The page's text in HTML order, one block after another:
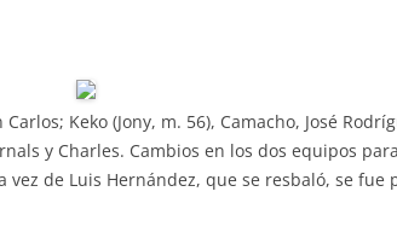
Keko (Jony, m. 56), Camacho, José
y Charles. Cambios en los dos equipos
de Luis Hernández, que se resbaló, se fue